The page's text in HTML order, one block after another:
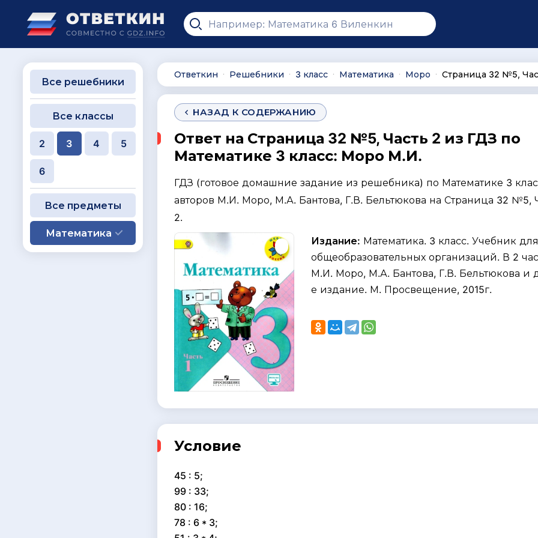
Ответкин ∙ Решебники ∙ 3 класс ∙ Математика ∙ Моро ∙ Страница 32 №5,
НАЗАД К СОДЕРЖАНИЮ
Ответ на Страница 32 №5, Часть 2 из ГДЗ по
Математике 3 класс: Моро М.И.
ГДЗ (готовое домашние задание из решебника) по Математике 3
авторов М.И. Моро, М.А. Бантова, Г.В. Бельтюкова на Страница 32 №5,
2.
Издание: Математика. 3 класс. Учебник для
общеобразовательных организаций. В 2
М.И. Моро, М.А. Бантова, Г.В. Бельтюкова и
е издание. М. Просвещение, 2015г.
Условие
45 : 5;
99 : 33;
80 : 16;
78 : 6 * 3;
Все решебники
Все классы
2 3 4 5
6
Все предметы
Математика